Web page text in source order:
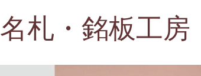
名札・銘板工房